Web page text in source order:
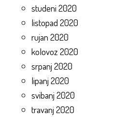
studeni 2020
listopad 2020
rujan 2020
kolovoz 2020
srpanj 2020
lipanj 2020
svibanj 2020
travanj 2020